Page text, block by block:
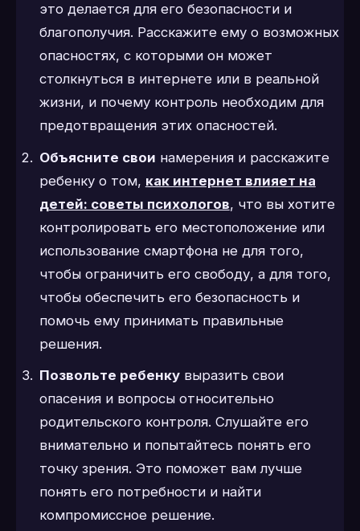
это делается для его безопасности и
благополучия. Расскажите ему о возможных
опасностях, с которыми он может
столкнуться в интернете или в реальной
жизни, и почему контроль необходим для
предотвращения этих опасностей.
Объясните свои намерения и расскажите
ребенку о том, как интернет влияет на
детей: советы психологов, что вы хотите
контролировать его местоположение или
использование смартфона не для того,
чтобы ограничить его свободу, а для того,
чтобы обеспечить его безопасность и
помочь ему принимать правильные
решения.
Позвольте ребенкувыразить свои
опасения и вопросы относительно
родительского контроля. Слушайте его
внимательно и попытайтесь понять его
точку зрения. Это поможет вам лучше
понять его потребности и найти
компромиссное решение.